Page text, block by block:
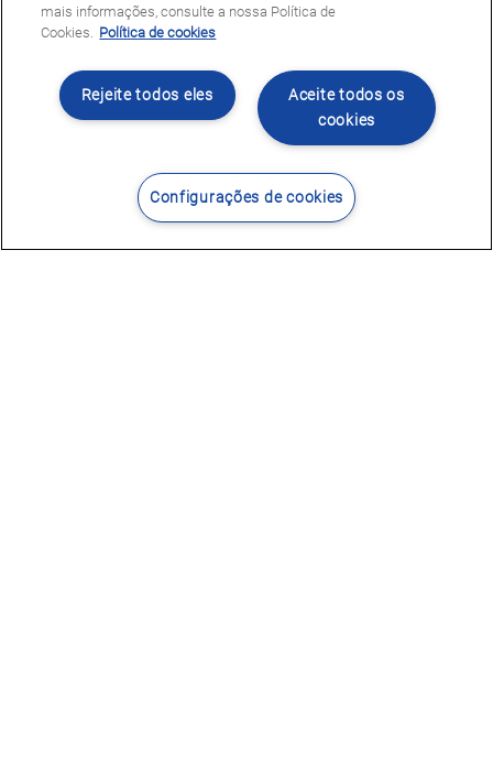
Contacte-nos Encontrar Centro
mais informações, consulte a nossa Política de
Cookies. Política de cookies
Aceite todos os
cookies
Rejeite todos eles
Configurações de cookies